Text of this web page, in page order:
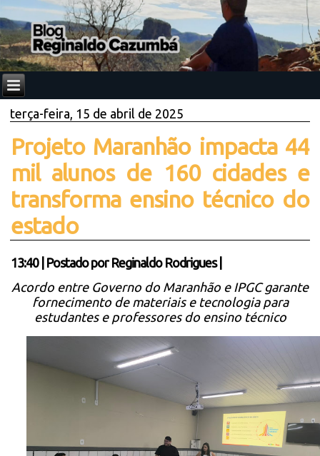
terça-feira, 15 de abril de 2025
Projeto Maranhão impacta 44
mil alunos de 160 cidades e
transforma ensino técnico do
estado
13:40| Postado por Reginaldo Rodrigues
Acordo entre Governo do Maranhão e IPGC garante
fornecimento de materiais e tecnologia para
estudantes e professores do ensino técnico